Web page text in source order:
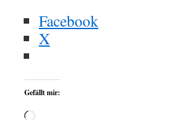
Facebook
X
Gefällt mir: